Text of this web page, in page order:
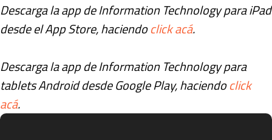
Descarga la app de Information Technology para iPad
desde el App Store, haciendoclick acá.
Descarga la app de Information Technology para
tablets Android desde Google Play, haciendoclick
acá.